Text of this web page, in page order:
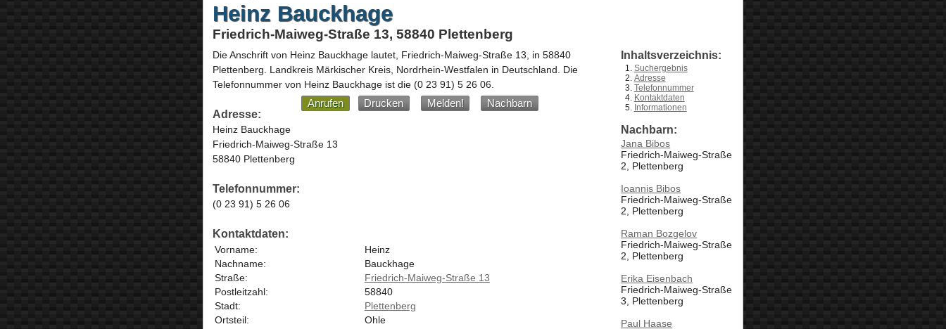
Heinz Bauckhage
Friedrich-Maiweg-Straße 13, 58840 Plettenberg
Die Anschrift von Heinz Bauckhagelautet, Friedrich-Maiweg-Straße 13 , in 58840
Plettenberg . Landkreis Märkischer Kreis, Nordrhein-Westfalen in Deutschland
Die
Telefonnummer von Heinz Bauckhage ist die (0 23 91) 5 26 06
Anrufen Drucken Melden!
Nachbarn
Adresse:
Heinz Bauckhage
Friedrich-Maiweg-Straße 13
58840 Plettenberg
Telefonnummer:
(0 23 91) 5 26 06
Kontaktdaten:
Vorname:
Heinz
Nachname:
Bauckhage
Straße:
Friedrich-Maiweg-Straße 13
Postleitzahl:
58840
Stadt:
Plettenberg
Ortsteil:
Ohle
Inhaltsverzeichnis:
Suchergebnis
Adresse
Telefonnummer
Kontaktdaten
Informationen
Nachbarn:
Jana Bibos
Friedrich-Maiweg-Straße
2, Plettenberg
Ioannis Bibos
Friedrich-Maiweg-Straße
2, Plettenberg
Raman Bozgelov
Friedrich-Maiweg-Straße
2, Plettenberg
Erika Eisenbach
Friedrich-Maiweg-Straße
3, Plettenberg
Paul Haase